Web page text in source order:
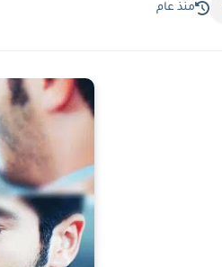
منذ عام